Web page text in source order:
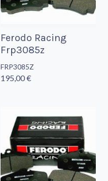
Ferodo Racing
Frp3085z
FRP3085Z
195,00 €